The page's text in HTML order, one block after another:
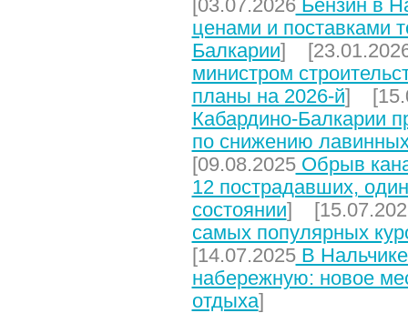
[03.07.2026Бензин в
ценами и поставками
Балкарии]
министром
планы на 2026-й]
Кабардино-Балкарии
по снижению
[09.08.2025Обрыв
12 пострадавших,
состоянии]
самых популярных
[14.07.2025В
набережную: новое
отдыха]